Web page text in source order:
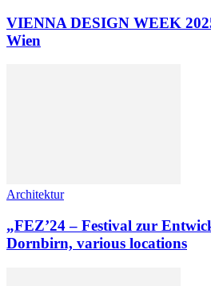
VIENNA DESIGN WEEK
Wien
Architektur
„FEZ’24 – Festival zur
Dornbirn, various locations